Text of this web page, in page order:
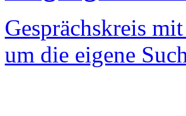
Gesprächskreis
um die eigene